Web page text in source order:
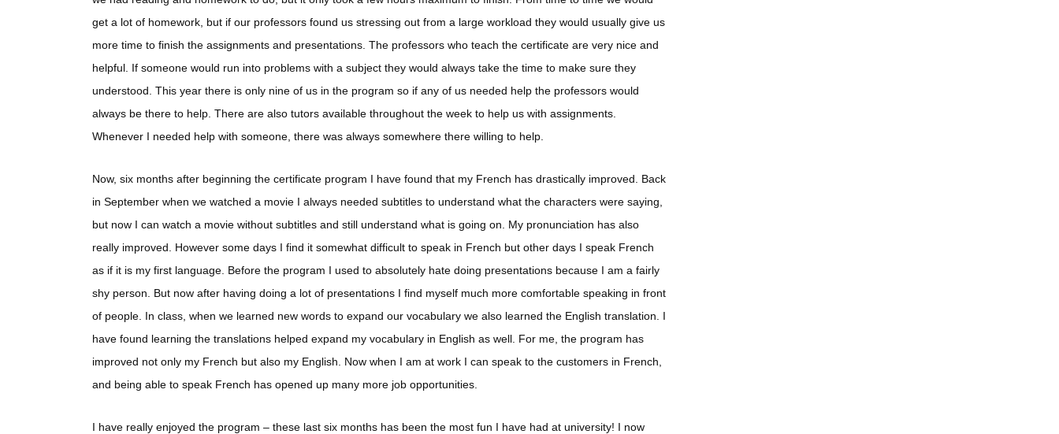
get a lot of homework, but if our professors found us stressing out from a large workload they would usually give us
more time to finish the assignments and presentations. The professors who teach the certificate are very nice and
helpful. If someone would run into problems with a subject they would always take the time to make sure they
understood. This year there is only nine of us in the program so if any of us needed help the professors would
always be there to help. There are also tutors available throughout the week to help us with assignments.
Whenever I needed help with someone, there was always somewhere there willing to help.
Now, six months after beginning the certificate program I have found that my French has drastically improved. Back
in September when we watched a movie I always needed subtitles to understand what the characters were saying,
but now I can watch a movie without subtitles and still understand what is going on. My pronunciation has also
really improved. However some days I find it somewhat difficult to speak in French but other days I speak French
as if it is my first language. Before the program I used to absolutely hate doing presentations because I am a fairly
shy person. But now after having doing a lot of presentations I find myself much more comfortable speaking in front
of people. In class, when we learned new words to expand our vocabulary we also learned the English translation. I
have found learning the translations helped expand my vocabulary in English as well. For me, the program has
improved not only my French but also my English. Now when I am at work I can speak to the customers in French,
and being able to speak French has opened up many more job opportunities.
I have really enjoyed the program – these last six months has been the most fun I have had at university! I now